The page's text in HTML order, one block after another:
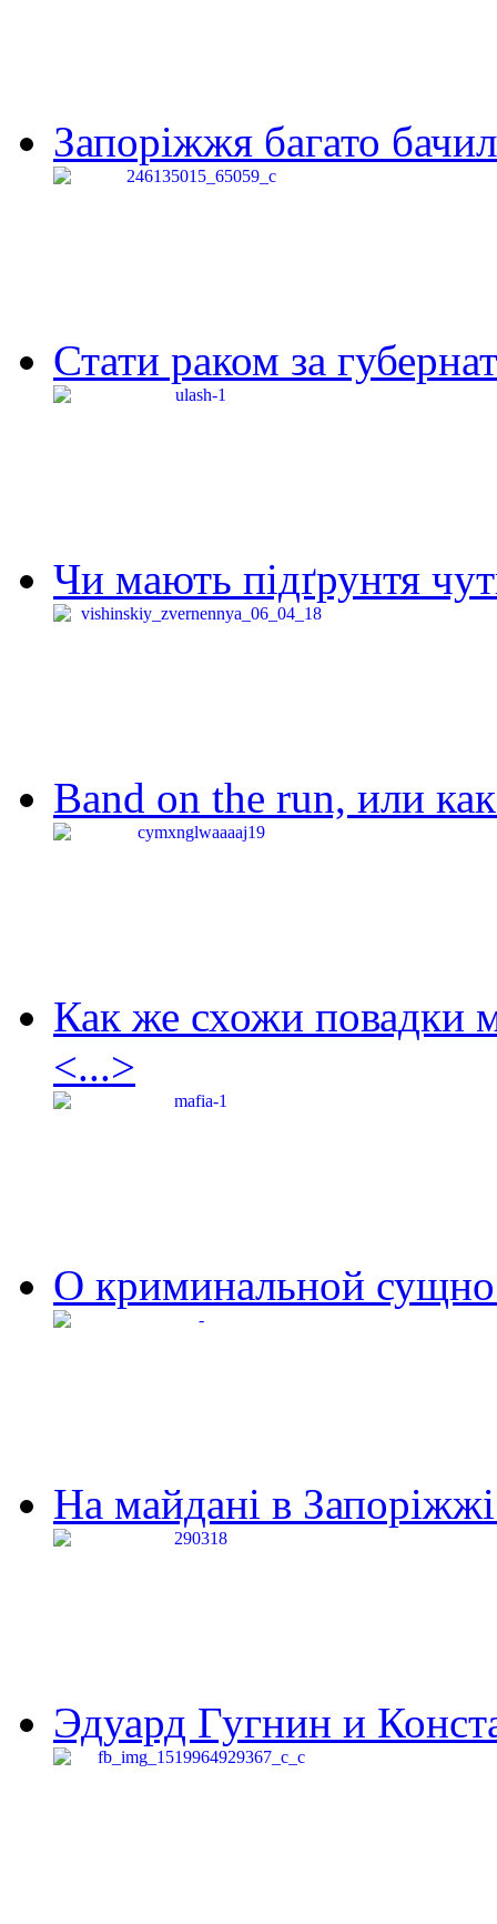
Запоріжжя багато
Стати раком за
Чи мають підґрунтя
Band on the run, или
Как же схожи повадки
<...>
О криминальной
На майдані в
Эдуард Гугнин и